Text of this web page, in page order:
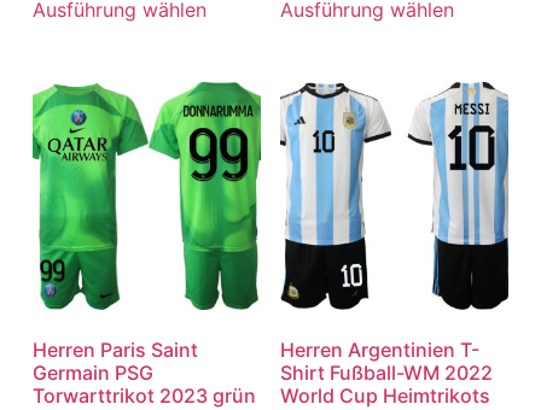
Ausführung wählen Ausführung wählen
Herren Paris Saint
Germain PSG
Torwarttrikot 2023 grün
Herren Argentinien T-
Shirt Fußball-WM 2022
World Cup Heimtrikots